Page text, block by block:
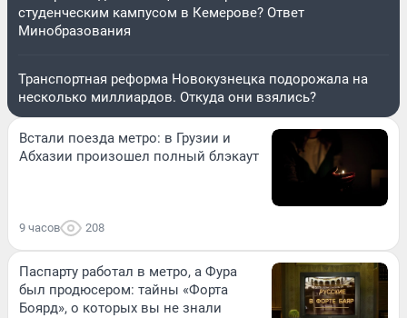
студенческим кампусом в Кемерове? Ответ
Минобразования
Транспортная реформа Новокузнецка подорожала на
несколько миллиардов. Откуда они взялись?
Встали поезда метро: в Грузии и
Абхазии произошел полный блэкаут
9 часов 208
Паспарту работал в метро, а Фура
был продюсером: тайны «Форта
Боярд», о которых вы не знали